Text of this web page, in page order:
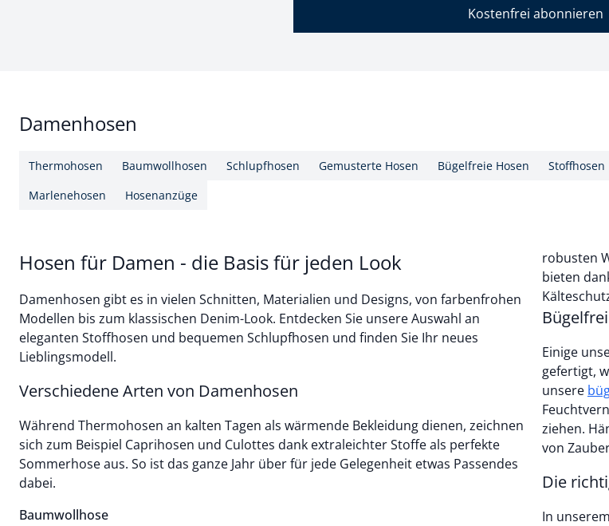
Kostenfrei abonnieren
Damenhosen
Thermohosen Baumwollhosen Schlupfhosen Gemusterte Hosen Bügelfreie Hosen Stoffhosen
Marlenehosen
Hosenanzüge
Hosen für Damen - die Basis für jeden Look
Damenhosen gibt es in vielen Schnitten, Materialien und Designs, von farbenfrohen
Modellen bis zum klassischen Denim-Look. Entdecken Sie unsere Auswahl an
eleganten Stoffhosen und bequemen Schlupfhosen und finden Sie Ihr neues
Lieblingsmodell.
Verschiedene Arten von Damenhosen
Während Thermohosen an kalten Tagen als wärmende Bekleidung dienen, zeichnen
sich zum Beispiel Caprihosen und Culottes dank extraleichter Stoffe als perfekte
Sommerhose aus. So ist das ganze Jahr über für jede Gelegenheit etwas Passendes
dabei.
Baumwollhose
robusten
bieten
Einige
gefertigt,
unsere
ziehen.
von
Die
In